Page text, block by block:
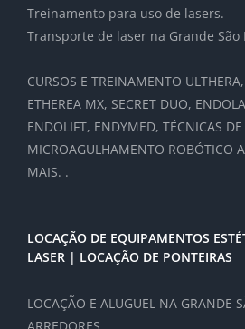
Treinamento para uso de lasers.
Transporte de laser na Grande São
CURSOS E TREINAMENTO
ETHEREA MX, SECRET DUO,
ENDOLIFT, ENDYMED, TÉCNICAS DE
MICROAGULHAMENTO ROBÓTICO
MAIS. .
LOCAÇÃO DE EQUIPAMENTOS
LASER | LOCAÇÃO DE PONTEIRAS
LOCAÇÃO E ALUGUEL NA GRANDE
ARREDORES.